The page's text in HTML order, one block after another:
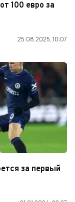
100 евро за
25.08.2025, 10:07
за первый